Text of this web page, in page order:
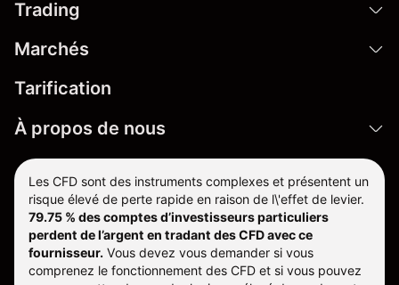
Trading
Marchés
Tarification
À propos de nous
Les CFD sont des instruments complexes et présentent un
risque élevé de perte rapide en raison de l\'effet de levier.
79.75 % des comptes d’investisseurs particuliers
perdent de l’argent en tradant des CFD avec ce
fournisseur. Vous devez vous demander si vous
comprenez le fonctionnement des CFD et si vous pouvez